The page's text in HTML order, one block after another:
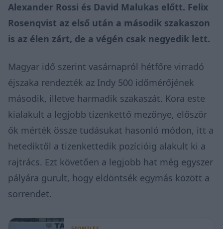
Alexander Rossi és David Malukas előtt. Felix
Rosenqvist az első után a második szakaszon
is az élen zárt, de a végén csak negyedik lett.
Magyar idő szerint vasárnapról hétfőre virradó
éjszaka rendezték az Indy 500 időmérőjének
második, illetve harmadik szakaszát. Kora este
kialakult a legjobb tizenkettő mezőnye, először
ők mérték össze tudásukat hasonló módon, itt a
hetediktől a tizenkettedik pozícióig alakult ki a
rajtrács. Ezt követően a legjobb hat még egyszer
pályára gurult, hogy eldöntsék egymás között a
sorrendet.